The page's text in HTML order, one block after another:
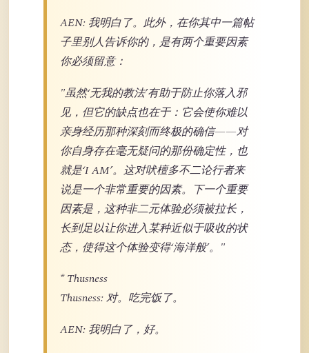
AEN: 我明白了。此外，在你其中一篇帖
子里别人告诉你的，是有两个重要因素
你必须留意：
"虽然‘无我的教法’有助于防止你落入邪
见，但它的缺点也在于：它会使你难以
亲身经历那种深刻而终极的确信——对
你自身存在毫无疑问的那份确定性，也
就是‘I AM’。这对吠檀多不二论行者来
说是一个非常重要的因素。下一个重要
因素是，这种非二元体验必须被拉长，
长到足以让你进入某种近似于吸收的状
态，使得这个体验变得‘海洋般’。"
* Thusness
Thusness: 对。吃完饭了。
AEN: 我明白了，好。